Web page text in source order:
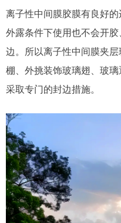
离子性中间膜胶膜有良好
外露条件下使用也不会开
边。所以离子性中间膜夹
棚、外挑装饰玻璃翅、玻
采取专门的封边措施。